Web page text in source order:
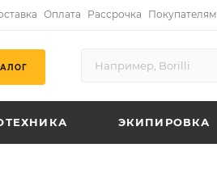
Оплата Рассрочка Покупателям
ЭКИПИРОВКА